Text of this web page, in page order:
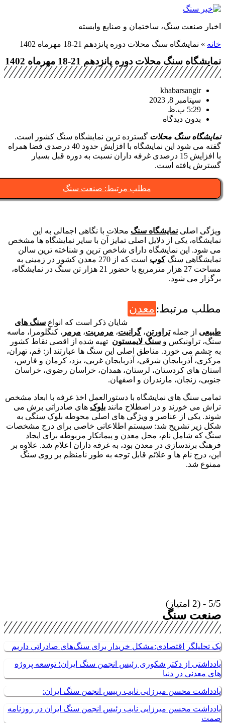
صنعت سنگ، ساختمان و صنایع وابسته
» نمایشگاه سنگ محلات دوره پانزدهم 21-18 مهرماه 1402
سنگ محلات دوره پانزدهم 21-18 مهرماه 1402
khabarsangir
سپتامبر 8, 2023
5:29 ب.ظ
بدون دیدگاه
سنگ محلاتگسترده ترین نمایشگاه سنگ کشور است.
گفته می شود این نمایشگاه با افزایش حدود 40 درصدی فضا همراه
با افزایش 15 درصدی غرفه داران نسبت به دوره قبل بسیار
یافته است.
مطلب مرتبط: صنعت سنگ
اصلینمایشگاه سنگمحلات با نگاهی اجمالی به این
یکی از دلایل اصلی تمایز آن با سایر نمایشگاه ها مشخص
شود. این نمایشگاه دارای شاخص ترین و شناخته ترین سالن
سنگکوپ
است که از 270 معدن کشور در زمینی به
مساحت 27 هزار مترمربع با حضور 21 هزار تن سنگ در نمایشگاه،
می شود.
مرتبط:معدن
شایان ذکر است که انواع سنگ های
از جملهتراورتن،گرانیت،مرمریت،مرمر، کنگلومرا، ماسه
تراونیکس و سنگ لایمستونتهیه شده از اقصی نقاط کشور
چشم می خورد. مناطق اصلی این سنگ ها عبارتند از: قم، تهران،
آذربایجان شرقی، آذربایجان غربی، یزد، کرمان و فارس،
های کردستان، لرستان، همدان، خراسان رضوی، خراسان
زنجان، مازندران و اصفهان.
سنگ های نمایشگاه با دستورالعمل اخذ غرفه با ابعاد مشخص
می خورند و در اصطلاح مانندبلوکهای صادراتی برش می
یکی از عناصر و ویژگی های اصلی محوطه بلوک سنگی به
زیر تشریح شد: سیستم اطلاعاتی خاصی برای درج مشخصات
که شامل نام، محل معدن و پیمانکار مربوطه برای ایجاد
برندسازی در معدن بود، به غرفه داران اعلام شد. علاوه بر
درج نام ها و علائم قابل توجه به طور نامنظم بر روی سنگ
شد.
امتیاز)
سنگ
تحلیلگر اقتصادی:مشکل خریدار برای سنگ‌های صادراتی داریم
از دکتر شکوری رئیس انجمن سنگ ایران؛ توسعه پروژه
معدنی در دنیا
محسن میرزایی نایب رییس انجمن سنگ ایران:
محسن میرزایی نایب رئیس انجمن سنگ ایران در روزنامه